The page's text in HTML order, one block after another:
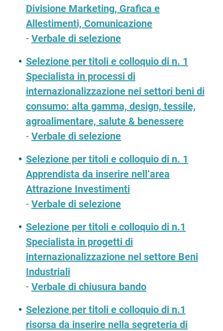
Divisione Marketing, Grafica e
Allestimenti, Comunicazione
- Verbale di selezione
Selezione per titoli e colloquio di n. 1
Specialista in processi di
internazionalizzazione nei settori beni di
consumo: alta gamma, design, tessile,
agroalimentare, salute & benessere
- Verbale di selezione
Selezione per titoli e colloquio di n. 1
Apprendista da inserire nell’area
Attrazione Investimenti
- Verbale di selezione
Selezione per titoli e colloquio di n.1
Specialista in progetti di
internazionalizzazione nel settore Beni
Industriali
- Verbale di chiusura bando
Selezione per titoli e colloquio di n.1
risorsa da inserire nella segreteria di